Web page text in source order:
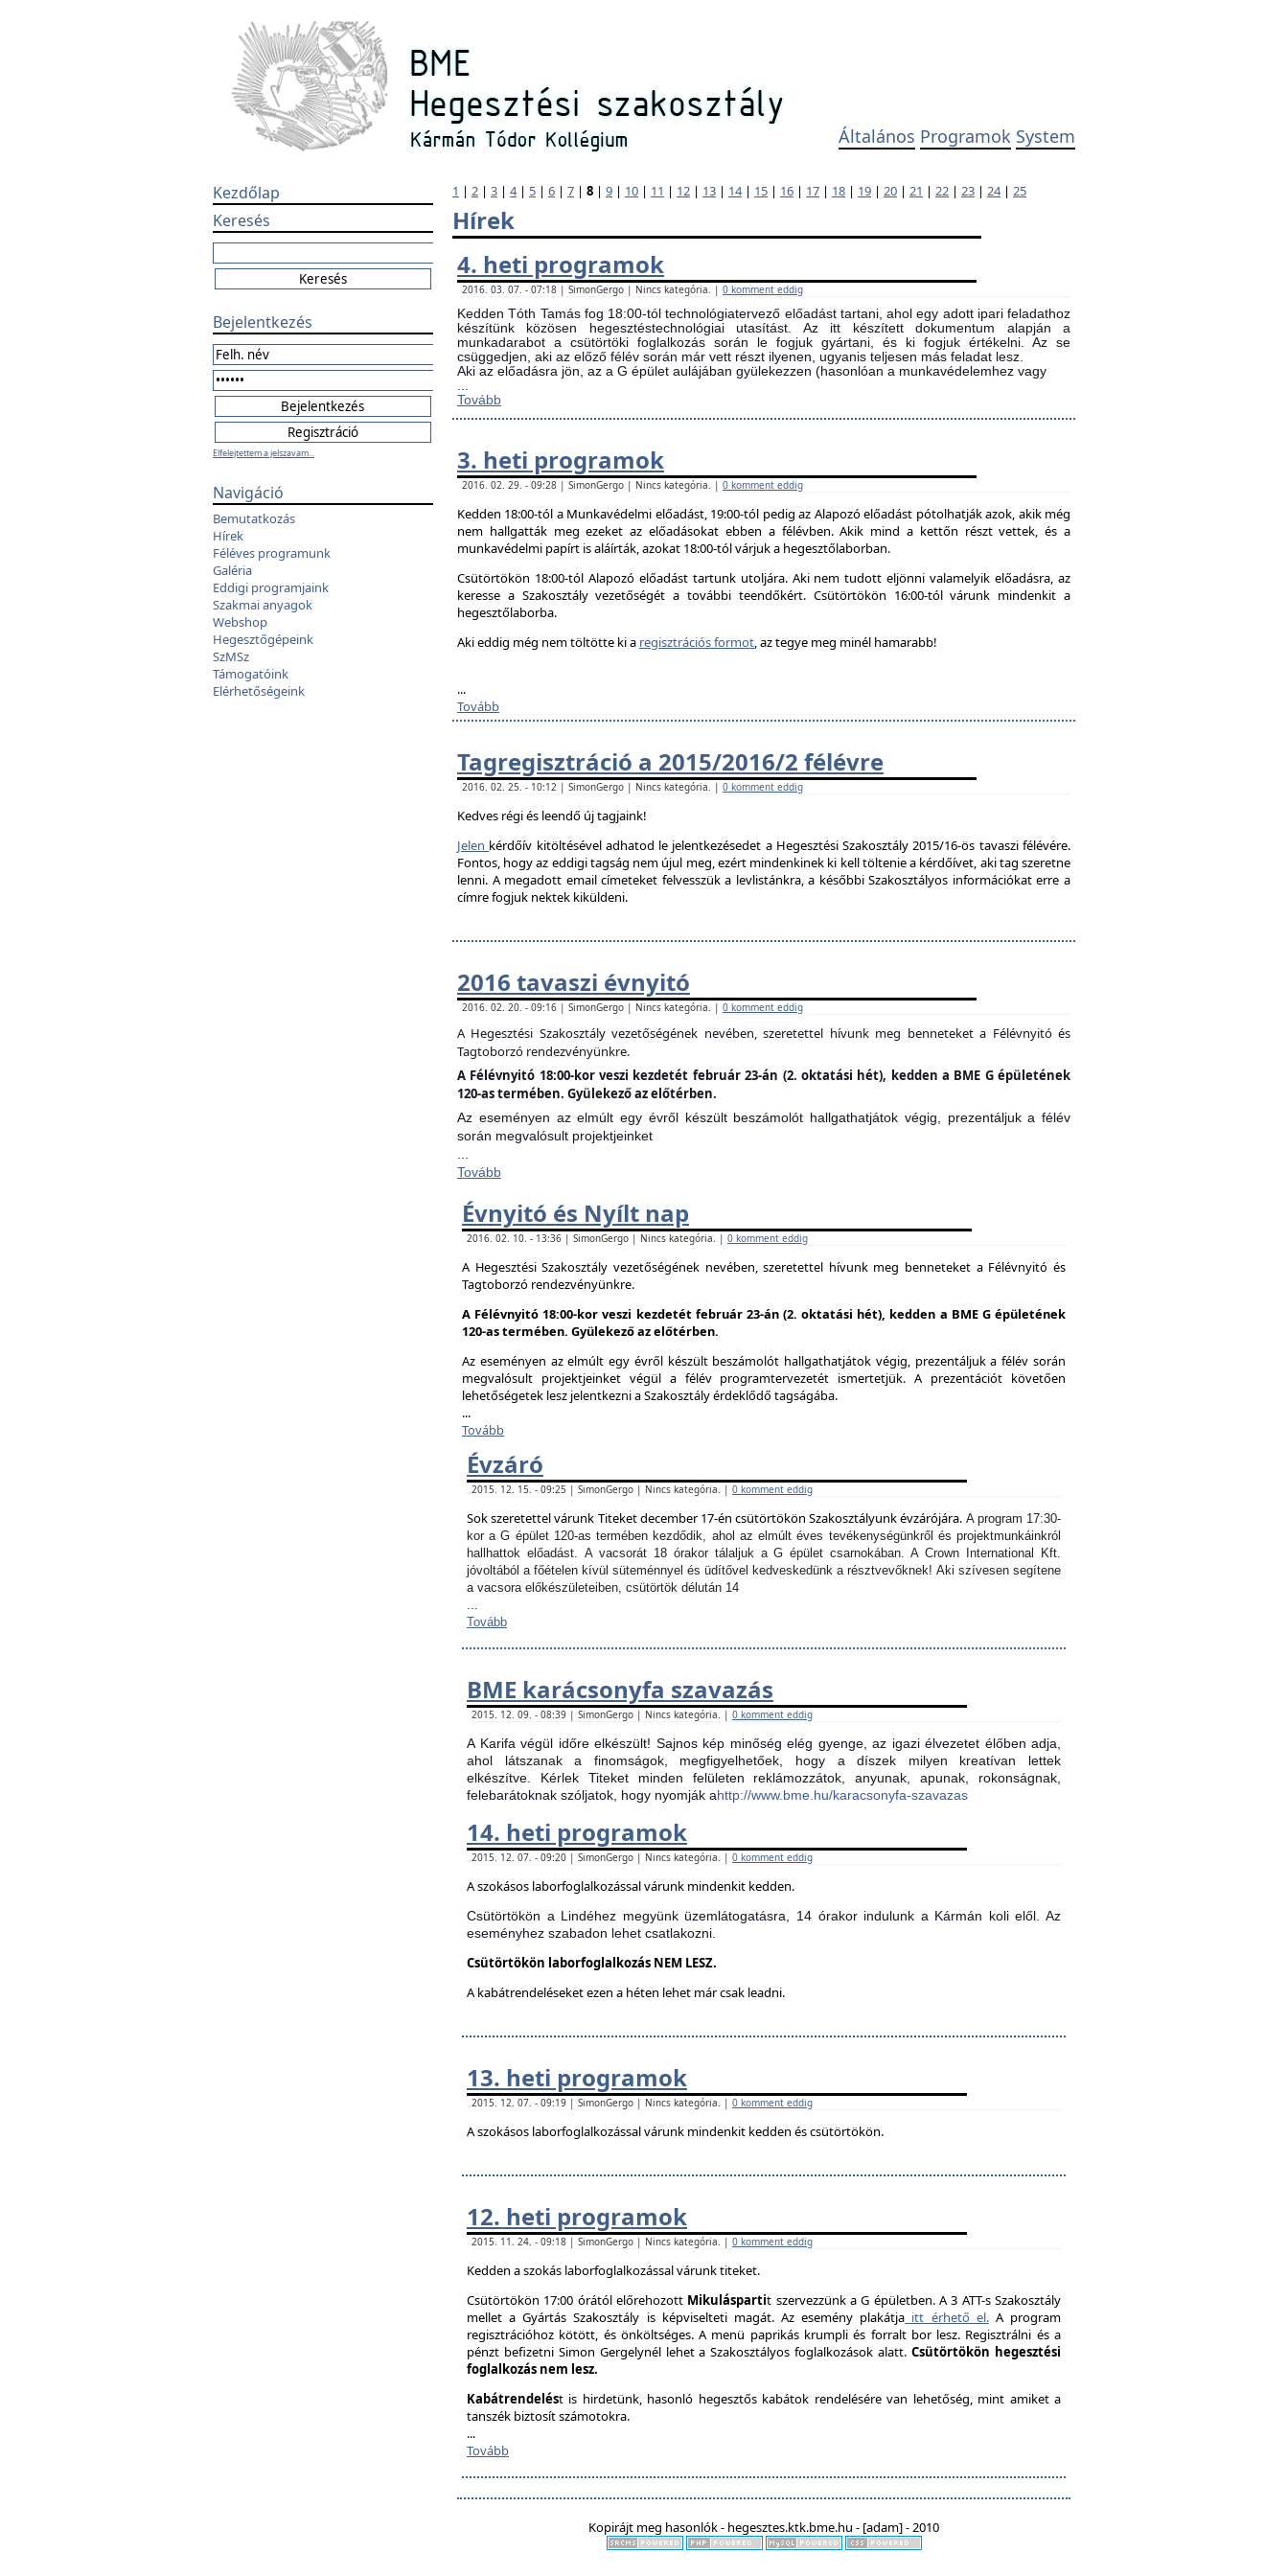
Általános Programok System
Kezdőlap
Keresés
Bejelentkezés
Elfelejtettem a jelszavam...
Navigáció
Bemutatkozás
Hírek
Féléves programunk
Galéria
Eddigi programjaink
Szakmai anyagok
Webshop
Hegesztőgépeink
SzMSz
Támogatóink
Elérhetőségeink
1 | 2 | 3 | 4| 5 | 6 | 7 | 8 | 9 | 10 | 11 | 12 | 13 | 14| 15 | 16 | 17 | 18 | 19 | 20 | 21 | 22 | 23 | 24| 25
Hírek
4. heti programok
2016. 03. 07. - 07:18 | SimonGergo | Nincs kategória. | 0 komment eddig
Kedden Tóth Tamás fog 18:00-tól technológiatervező előadást tartani, ahol egy adott ipari feladathoz
készítünk közösen hegesztéstechnológiai utasítást. Az itt készített dokumentum alapján a
munkadarabot a csütörtöki foglalkozás során le fogjuk gyártani, és ki fogjuk értékelni. Az se
csüggedjen, aki az előző félév során már vett részt ilyenen, ugyanis teljesen más feladat lesz.
Aki az előadásra jön, az a G épület aulájában gyülekezzen (hasonlóan a munkavédelemhez vagy
Tovább
3. heti programok
2016. 02. 29. - 09:28 | SimonGergo | Nincs kategória. | 0 komment eddig
Kedden 18:00-tól a Munkavédelmi előadást, 19:00-tól pedig az Alapozó előadást pótolhatják azok, akik még
nem hallgatták meg ezeket az előadásokat ebben a félévben. Akik mind a kettőn részt vettek, és a
munkavédelmi papírt is aláírták, azokat 18:00-tól várjuk a hegesztőlaborban.
Csütörtökön 18:00-tól Alapozó előadást tartunk utoljára. Aki nem tudott eljönni valamelyik előadásra, az
keresse a Szakosztály vezetőségét a további teendőkért. Csütörtökön 16:00-tól várunk mindenkit a
hegesztőlaborba.
Aki eddig még nem töltötte ki a regisztrációs formot, az tegye meg minél hamarabb!
...
Tovább
Tagregisztráció a 2015/2016/2 félévre
2016. 02. 25. - 10:12 | SimonGergo | Nincs kategória. | 0 komment eddig
Kedves régi és leendő új tagjaink!
Jelen kérdőív kitöltésével adhatod le jelentkezésedet a Hegesztési Szakosztály 2015/16-ös tavaszi félévére.
Fontos, hogy az eddigi tagság nem újul meg, ezért mindenkinek ki kell töltenie a kérdőívet, aki tag szeretne
lenni. A megadott email címeteket felvesszük a levlistánkra, a későbbi Szakosztályos információkat erre a
címre fogjuk nektek kiküldeni.
2016 tavaszi évnyitó
2016. 02. 20. - 09:16 | SimonGergo | Nincs kategória. | 0 komment eddig
A Hegesztési Szakosztály vezetőségének nevében, szeretettel hívunk meg benneteket a Félévnyitó és
Tagtoborzó rendezvényünkre.
A Félévnyitó 18:00-kor veszi kezdetét február 23-án (2. oktatási hét), kedden a BME G épületének
120-as termében. Gyülekező az előtérben.
Az eseményen az elmúlt egy évről készült beszámolót hallgathatjátok végig, prezentáljuk a félév
során megvalósult projektjeinket
Tovább
Évnyitó és Nyílt nap
2016. 02. 10. - 13:36 | SimonGergo | Nincs kategória. | 0 komment eddig
A Hegesztési Szakosztály vezetőségének nevében, szeretettel hívunk meg benneteket a Félévnyitó és
Tagtoborzó rendezvényünkre.
A Félévnyitó 18:00-kor veszi kezdetét február 23-án (2. oktatási hét), kedden a BME G épületének
120-as termében. Gyülekező az előtérben.
Az eseményen az elmúlt egy évről készült beszámolót hallgathatjátok végig, prezentáljuk a félév során
megvalósult projektjeinket végül a félév programtervezetét ismertetjük.A prezentációt követően
lehetőségetek lesz jelentkezni a Szakosztály érdeklődő tagságába.
...
Tovább
Évzáró
2015. 12. 15. - 09:25 | SimonGergo | Nincs kategória. | 0 komment eddig
Sok szeretettel várunk Titeket december 17-én csütörtökön Szakosztályunk évzárójára. A program 17:30-
kor a G épület 120-as termében kezdődik, ahol az elmúlt éves tevékenységünkről és projektmunkáinkról
hallhattok előadást. A vacsorát 18 órakor tálaljuk a G épület csarnokában. A Crown International Kft.
jóvoltából a főételen kívül süteménnyel és üdítővel kedveskedünk a résztvevőknek! Aki szívesen segítene
a vacsora előkészületeiben, csütörtök délután 14
...
Tovább
BME karácsonyfa szavazás
2015. 12. 09. - 08:39 | SimonGergo | Nincs kategória. | 0 komment eddig
A Karifa végül időre elkészült! Sajnos kép minőség elég gyenge, az igazi élvezetet élőben adja,
ahol látszanak a finomságok, megfigyelhetőek, hogy a díszek milyen kreatívan lettek
elkészítve. Kérlek Titeket minden felületen reklámozzátok, anyunak, apunak, rokonságnak,
felebarátoknak szóljatok, hogy nyomják ahttp://www.bme.hu/karacsonyfa-szavazas
14. heti programok
2015. 12. 07. - 09:20 | SimonGergo | Nincs kategória. | 0 komment eddig
A szokásos laborfoglalkozással várunk mindenkit kedden.
Csütörtökön a Lindéhez megyünk üzemlátogatásra, 14 órakor indulunk a Kármán koli elől. Az
eseményhez szabadon lehet csatlakozni.
Csütörtökön laborfoglalkozás NEM LESZ.
A kabátrendeléseket ezen a héten lehet már csak leadni.
13. heti programok
2015. 12. 07. - 09:19 | SimonGergo | Nincs kategória. | 0 komment eddig
A szokásos laborfoglalkozással várunk mindenkit kedden és csütörtökön.
12. heti programok
2015. 11. 24. - 09:18 | SimonGergo | Nincs kategória. | 0 komment eddig
Kedden a szokás laborfoglalkozással várunk titeket.
Csütörtökön 17:00 órától előrehozott Mikuláspartit szervezzünk a G épületben. A 3 ATT-s Szakosztály
mellet a Gyártás Szakosztály is képviselteti magát. Az esemény plakátja itt érhető el.A program
regisztrációhoz kötött, és önköltséges. A menü paprikás krumpli és forralt bor lesz. Regisztrálni és a
pénzt befizetni Simon Gergelynél lehet a Szakosztályos foglalkozások alatt.Csütörtökön hegesztési
foglalkozás nem lesz.
Kabátrendelést is hirdetünk, hasonló hegesztős kabátok rendelésére van lehetőség, mint amiket a
tanszék biztosít számotokra.
...
Tovább
Kopirájt meg hasonlók - hegesztes.ktk.bme.hu - [adam] - 2010